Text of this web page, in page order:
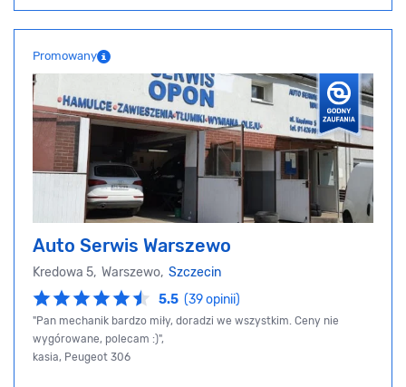
Promowany
Auto Serwis Warszewo
Kredowa 5, Warszewo, Szczecin
5.5 (39 opinii)
"Pan mechanik bardzo miły, doradzi we wszystkim. Ceny nie
wygórowane, polecam :)",
kasia, Peugeot 306